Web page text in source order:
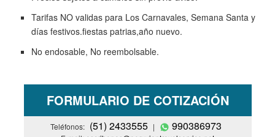
Tarifas NO validas para Los Carnavales, Semana Santa y
días festivos.fiestas patrias,año nuevo.
No endosable, No reembolsable.
FORMULARIO DE COTIZACIÓN
Teléfonos: (51) 2433555 | 990386973